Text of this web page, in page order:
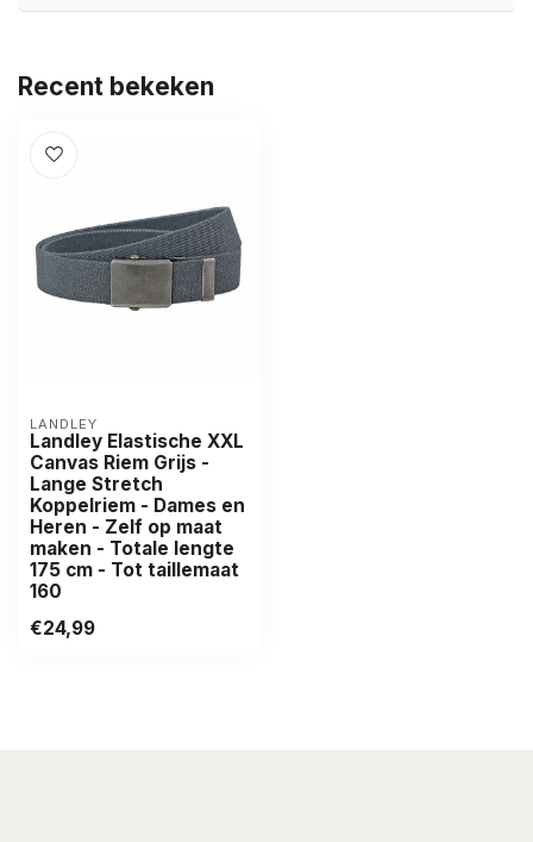
Recent bekeken
LANDLEY
Landley Elastische XXL
Canvas Riem Grijs -
Lange Stretch
Koppelriem - Dames en
Heren - Zelf op maat
maken - Totale lengte
175 cm - Tot taillemaat
160
€24,99